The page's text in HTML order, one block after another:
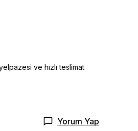
ve hızlı teslimat
Yorum Yap